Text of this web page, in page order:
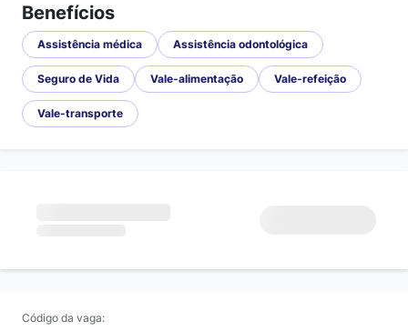
Benefícios
Assistência médica Assistência odontológica
Seguro de Vida Vale-alimentação Vale-refeição
Vale-transporte
Código da vaga: